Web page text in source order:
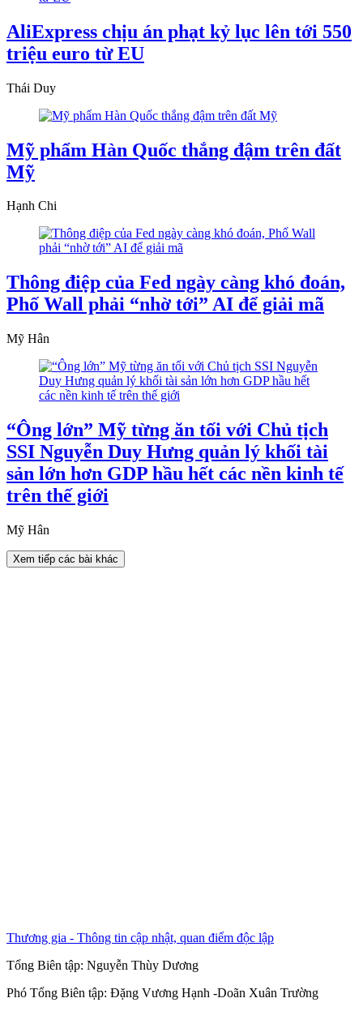
AliExpress chịu án phạt kỷ lục lên tới 550
triệu euro từ EU
Thái Duy
Mỹ phẩm Hàn Quốc thắng đậm trên đất
Mỹ
Hạnh Chi
Thông điệp của Fed ngày càng khó đoán,
Phố Wall phải “nhờ tới” AI để giải mã
Mỹ Hân
“Ông lớn” Mỹ từng ăn tối với Chủ tịch
SSI Nguyễn Duy Hưng quản lý khối tài
sản lớn hơn GDP hầu hết các nền kinh tế
trên thế giới
Mỹ Hân
Xem tiếp các bài khác
Thương gia - Thông tin cập nhật, quan điểm độc lập
Tổng Biên tập: Nguyễn Thùy Dương
Phó Tổng Biên tập: Đặng Vương Hạnh -Doãn Xuân Trường